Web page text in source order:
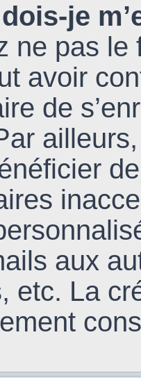
je
ne pas le
avoir
de
aux
etc. La